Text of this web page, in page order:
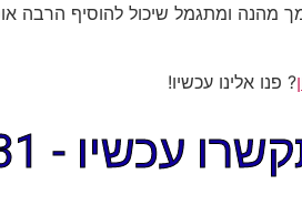
ומתגמל שיכול להוסיף הרבה
? פנו אלינו עכשיו!
עכשיו - 050-8090231